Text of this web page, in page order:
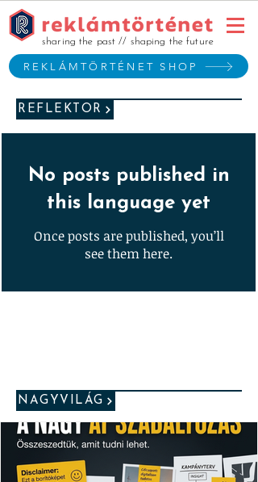
REKLÁMTÖRTÉNET SHOP
sharing the past // shaping the future
REFLEKTOR
No posts published in
this language yet
Once posts are published, you’ll
see them here.
NAGYVILÁG